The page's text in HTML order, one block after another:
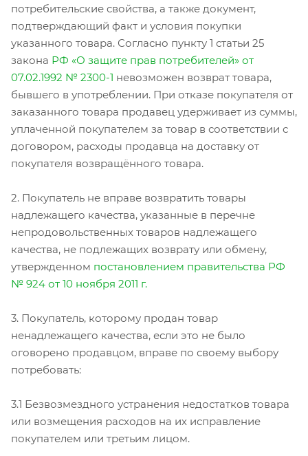
потребительские свойства, а также документ,
подтверждающий факт и условия покупки
указанного товара. Согласно пункту 1 статьи 25
закона РФ «О защите прав потребителей» от
07.02.1992 № 2300-1 невозможен возврат товара,
бывшего в употреблении. При отказе покупателя от
заказанного товара продавец удерживает из суммы,
уплаченной покупателем за товар в соответствии с
договором, расходы продавца на доставку от
покупателя возвращённого товара.
2. Покупатель не вправе возвратить товары
надлежащего качества, указанные в перечне
непродовольственных товаров надлежащего
качества, не подлежащих возврату или обмену,
утвержденном постановлением правительства РФ
№ 924 от 10 ноября 2011 г.
3. Покупатель, которому продан товар
ненадлежащего качества, если это не было
оговорено продавцом, вправе по своему выбору
потребовать:
3.1 Безвозмездного устранения недостатков товара
или возмещения расходов на их исправление
покупателем или третьим лицом.